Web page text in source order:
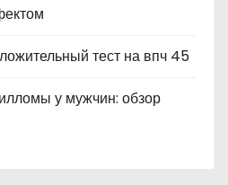
тест на впч 45
у мужчин: обзор